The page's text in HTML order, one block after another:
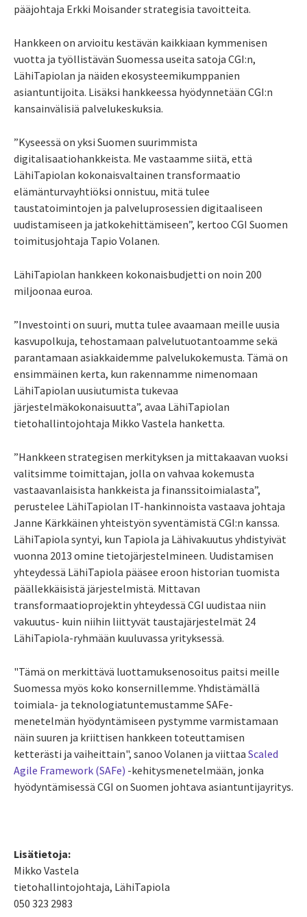
pääjohtaja Erkki Moisander strategisia tavoitteita.
Hankkeen on arvioitu kestävän kaikkiaan kymmenisen
vuotta ja työllistävän Suomessa useita satoja CGI:n,
LähiTapiolan ja näiden ekosysteemikumppanien
asiantuntijoita. Lisäksi hankkeessa hyödynnetään CGI:n
kansainvälisiä palvelukeskuksia.
”Kyseessä on yksi Suomen suurimmista
digitalisaatiohankkeista. Me vastaamme siitä, että
LähiTapiolan kokonaisvaltainen transformaatio
elämänturvayhtiöksi onnistuu, mitä tulee
taustatoimintojen ja palveluprosessien digitaaliseen
uudistamiseen ja jatkokehittämiseen”, kertoo CGI Suomen
toimitusjohtaja Tapio Volanen.
LähiTapiolan hankkeen kokonaisbudjetti on noin 200
miljoonaa euroa.
”Investointi on suuri, mutta tulee avaamaan meille uusia
kasvupolkuja, tehostamaan palvelutuotantoamme sekä
parantamaan asiakkaidemme palvelukokemusta. Tämä on
ensimmäinen kerta, kun rakennamme nimenomaan
LähiTapiolan uusiutumista tukevaa
järjestelmäkokonaisuutta”, avaa LähiTapiolan
tietohallintojohtaja Mikko Vastela hanketta.
”Hankkeen strategisen merkityksen ja mittakaavan vuoksi
valitsimme toimittajan, jolla on vahvaa kokemusta
vastaavanlaisista hankkeista ja finanssitoimialasta”,
perustelee LähiTapiolan IT-hankinnoista vastaava johtaja
Janne Kärkkäinen yhteistyön syventämistä CGI:n kanssa.
LähiTapiola syntyi, kun Tapiola ja Lähivakuutus yhdistyivät
vuonna 2013 omine tietojärjestelmineen. Uudistamisen
yhteydessä LähiTapiola pääsee eroon historian tuomista
päällekkäisistä järjestelmistä. Mittavan
transformaatioprojektin yhteydessä CGI uudistaa niin
vakuutus- kuin niihin liittyvät taustajärjestelmät 24
LähiTapiola-ryhmään kuuluvassa yrityksessä.
"Tämä on merkittävä luottamuksenosoitus paitsi meille
Suomessa myös koko konsernillemme. Yhdistämällä
toimiala- ja teknologiatuntemustamme SAFe-
menetelmän hyödyntämiseen pystymme varmistamaan
näin suuren ja kriittisen hankkeen toteuttamisen
ketterästi ja vaiheittain", sanoo Volanen ja viittaa Scaled
Agile Framework (SAFe) -kehitysmenetelmään, jonka
hyödyntämisessä CGI on Suomen johtava asiantuntijayritys.
Lisätietoja:
Mikko Vastela
tietohallintojohtaja, LähiTapiola
050 323 2983